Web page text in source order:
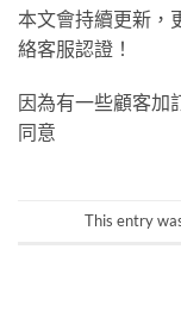
本文會持續更新，
絡客服認證！
因為有一些顧客加
同意
This entry